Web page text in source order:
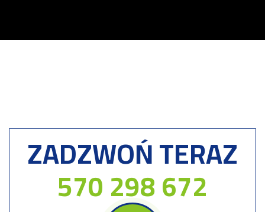
ZADZWOŃ TERAZ
570 298 672